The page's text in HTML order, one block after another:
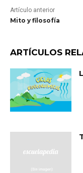
Artículo anterior
Mito y filosofía
ARTÍCULOS